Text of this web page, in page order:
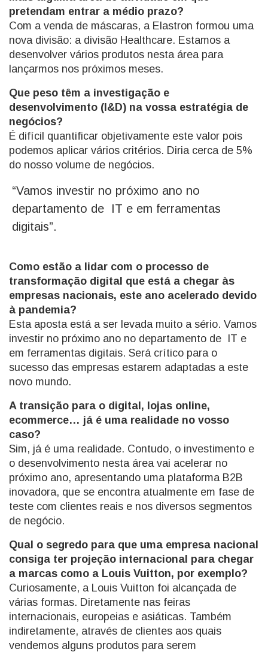
pretendam entrar a médio prazo?
Com a venda de máscaras, a Elastron formou uma
nova divisão: a divisão Healthcare. Estamos a
desenvolver vários produtos nesta área para
lançarmos nos próximos meses.
Que peso têm a investigação e
desenvolvimento (I&D) na vossa estratégia de
negócios?
É difícil quantificar objetivamente este valor pois
podemos aplicar vários critérios. Diria cerca de 5%
do nosso volume de negócios.
“Vamos investir no próximo ano no
departamento de IT e em ferramentas
digitais”.
Como estão a lidar com o processo de
transformação digital que está a chegar às
empresas nacionais, este ano acelerado devido
à pandemia?
Esta aposta está a ser levada muito a sério. Vamos
investir no próximo ano no departamento de IT e
em ferramentas digitais. Será crítico para o
sucesso das empresas estarem adaptadas a este
novo mundo.
A transição para o digital, lojas online,
ecommerce… já é uma realidade no vosso
caso?
Sim, já é uma realidade. Contudo, o investimento e
o desenvolvimento nesta área vai acelerar no
próximo ano, apresentando uma plataforma B2B
inovadora, que se encontra atualmente em fase de
teste com clientes reais e nos diversos segmentos
de negócio.
Qual o segredo para que uma empresa nacional
consiga ter projeção internacional para chegar
a marcas como a Louis Vuitton, por exemplo?
Curiosamente, a Louis Vuitton foi alcançada de
várias formas. Diretamente nas feiras
internacionais, europeias e asiáticas. Também
indiretamente, através de clientes aos quais
vendemos alguns produtos para serem